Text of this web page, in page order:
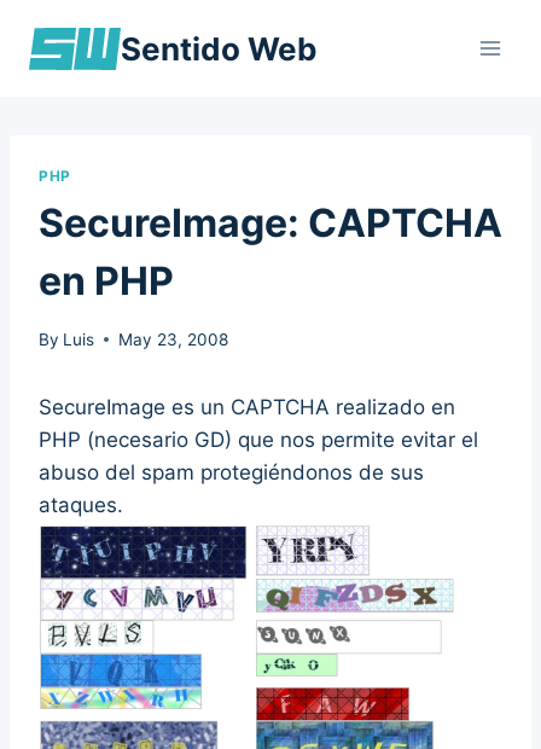
Sentido Web
PHP
SecureImage: CAPTCHA
en PHP
By Luis May 23, 2008
SecureImage es un CAPTCHA realizado en
PHP (necesario GD) que nos permite evitar el
abuso del spam protegiéndonos de sus
ataques.